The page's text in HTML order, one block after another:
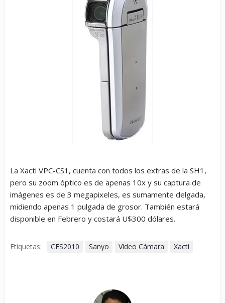
La Xacti VPC-CS1, cuenta con todos los extras de la SH1,
pero su zoom óptico es de apenas 10x y su captura de
imágenes es de 3 megapixeles, es sumamente delgada,
midiendo apenas 1 pulgada de grosor. También estará
disponible en Febrero y costará U$300 dólares.
Etiquetas: CES2010 Sanyo Vídeo Cámara Xacti